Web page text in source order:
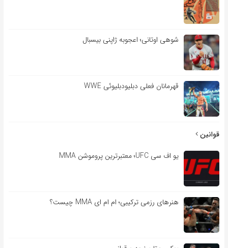
شوهی اوتانی؛ اعجوبه ژاپنی بیسبال
قهرمانان فعلی دبلیودبلیوئی WWE
قوانین
یو اف سی UFC؛ معتبرترین پروموشن MMA
هنرهای رزمی ترکیبی؛ ام ام ای MMA چیست؟